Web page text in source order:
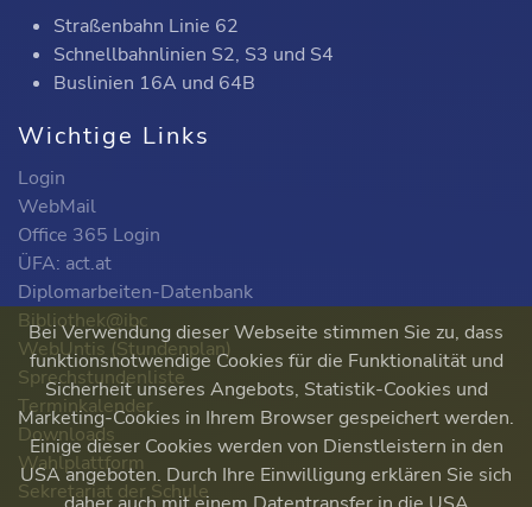
Straßenbahn Linie 62
Schnellbahnlinien S2, S3 und S4
Buslinien 16A und 64B
Wichtige Links
Login
WebMail
Office 365 Login
ÜFA: act.at
Diplomarbeiten-Datenbank
Bibliothek@ibc
WebUntis (Stundenplan)
Sprechstundenliste
Terminkalender
Downloads
Wahlplattform
Sekretariat der Schule
Bei Verwendung dieser Webseite stimmen Sie zu, dass
funktionsnotwendige Cookies für die Funktionalität und
Sicherheit unseres Angebots, Statistik-Cookies und
Marketing-Cookies in Ihrem Browser gespeichert werden.
Einige dieser Cookies werden von Dienstleistern in den
USA angeboten. Durch Ihre Einwilligung erklären Sie sich